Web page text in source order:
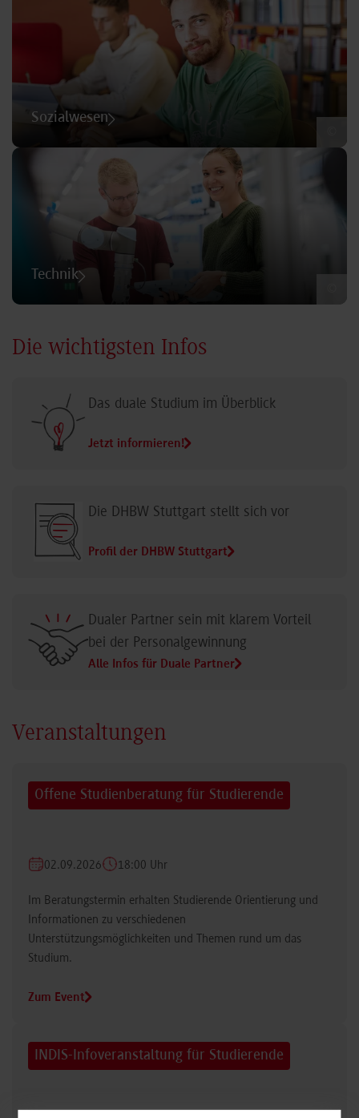
Sozialwesen
Technik
Die wichtigsten Infos
Das duale Studium im Überblick
Jetzt informieren!
Die DHBW Stuttgart stellt sich vor
Profil der DHBW Stuttgart
Dualer Partner sein mit klarem Vorteil
bei der Personalgewinnung
Alle Infos für Duale Partner
Veranstaltungen
Offene Studienberatung für Studierende
02.09.2026 18:00 Uhr
Im Beratungstermin erhalten Studierende Orientierung und
Informationen zu verschiedenen
Unterstützungsmöglichkeiten und Themen rund um das
Studium.
Zum Event
INDIS-Infoveranstaltung für Studierende